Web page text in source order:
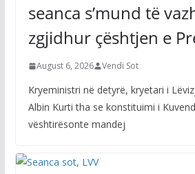
seanca s’mund të
zgjidhur çështjen e
August 6, 2026 Vendi Sot
Kryeministri në detyrë, kryetari i
Albin Kurti tha se konstituimi i
vështirësonte mandej